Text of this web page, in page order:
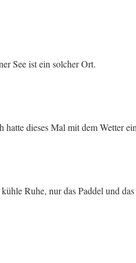
See ist ein solcher Ort.
dieses Mal mit dem Wetter
Ruhe, nur das Paddel und